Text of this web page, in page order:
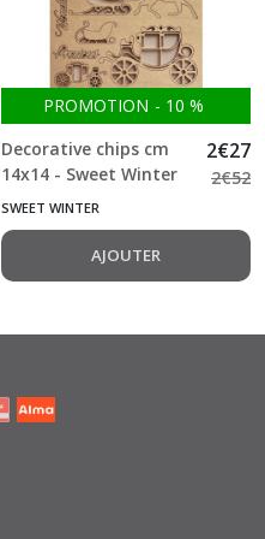
PROMOTION - 10 %
Decorative chips cm
14x14 - Sweet Winter
Coaches Stamperia
2€27
2€52
SWEET WINTER
AJOUTER